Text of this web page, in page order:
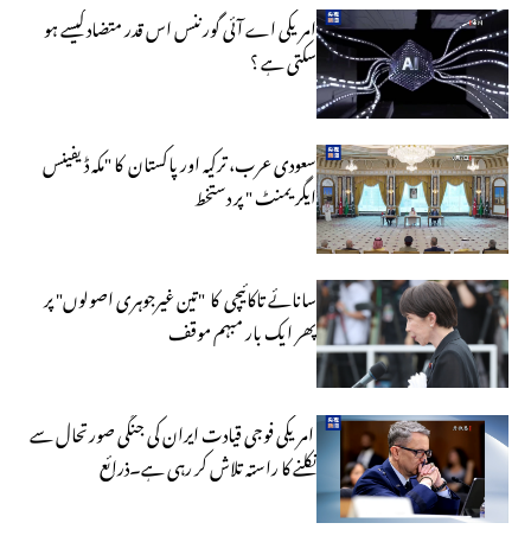
امریکی اے آئی گورننس اس قدر متضاد کیسے ہو
سکتی ہے ؟
سعودی عرب، ترکیہ اور پاکستان کا "مکہ ڈیفینس
ایگریمنٹ " پر دستخط
سانائے تاکائیچی کا "تین غیرجوہری اصولوں" پر
پھر ایک بار مبہم موقف
امریکی فوجی قیادت ایران کی جنگی صورتحال سے
نکلنے کا راستہ تلاش کر رہی ہے۔ذرائع